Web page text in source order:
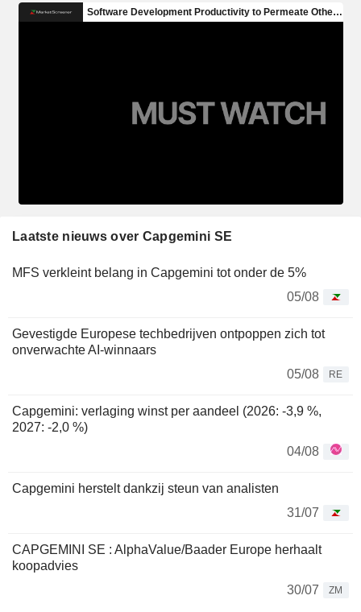
Laatste nieuws over Capgemini SE
MFS verkleint belang in Capgemini tot onder de 5%
05/08
Gevestigde Europese techbedrijven ontpoppen zich tot
onverwachte AI-winnaars
05/08
RE
Capgemini: verlaging winst per aandeel (2026: -3,9 %,
2027: -2,0 %)
04/08
Capgemini herstelt dankzij steun van analisten
31/07
CAPGEMINI SE : AlphaValue/Baader Europe herhaalt
koopadvies
30/07
ZM